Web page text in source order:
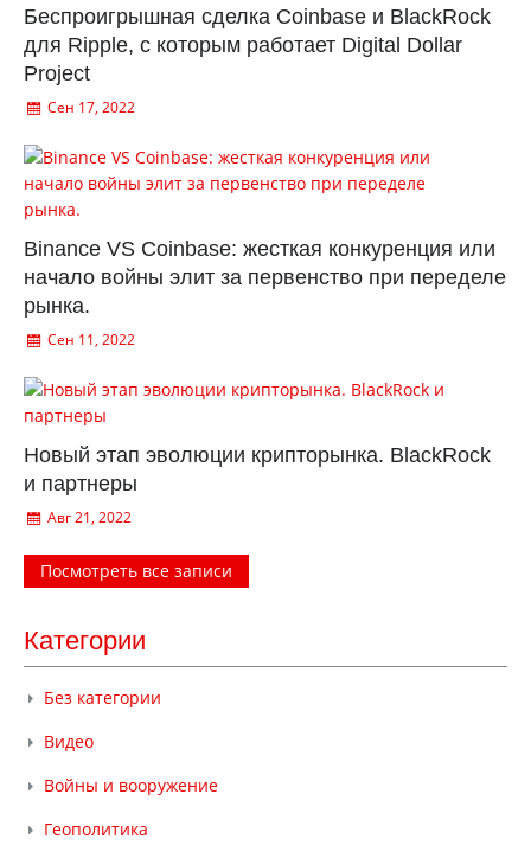
Беспроигрышная сделка Coinbase и BlackRock
для Ripple, с которым работает Digital Dollar
Project
Сен 17, 2022
Binance VS Coinbase: жесткая конкуренция или
начало войны элит за первенство при переделе
рынка.
Сен 11, 2022
Новый этап эволюции крипторынка. BlackRock
и партнеры
Авг 21, 2022
Посмотреть все записи
Категории
Без категории
Видео
Войны и вооружение
Геополитика